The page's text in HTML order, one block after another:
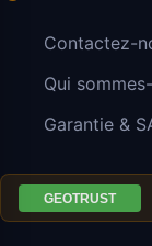
Contactez-
Qui
Garantie &